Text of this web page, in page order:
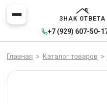
ЗНАК ОТВЕТА
+7 (929) 607-50-
Главная > Каталог товаров >